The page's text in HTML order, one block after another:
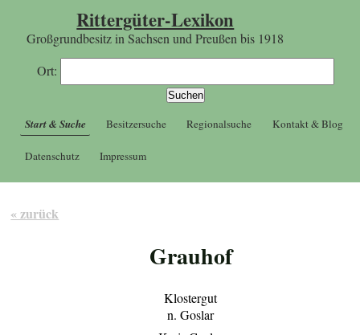
Rittergüter-Lexikon
Großgrundbesitz in Sachsen und Preußen bis 1918
Ort:
Start & Suche Besitzersuche Regionalsuche Kontakt & Blog
Datenschutz Impressum
« zurück
Grauhof
Klostergut
n. Goslar